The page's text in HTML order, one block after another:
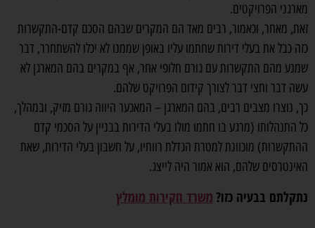
מארגני הפרויקטים.
זאת, מאחר, וכאמור, רבים מאד הם המקרים שבהם הסכם קדם-התקשרות
כזה כבל את בעלי דירות שחתמו עליו באופן שממנו לא יכלו להשתחרר, דבר
שמנע מהם התקשרות עם גורם חלופי אחר, אף במקרים בהם המארגן לא
עשה דבר וחצי דבר לצורך קידום הפרויקט שלהם.
כך, נוצרו מצבים רבים, בהם המארגן – המאכער היווה גורם מזיק, ובמהלך,
כל התנהלותו (מרגע בו חתמו מולו בעלי הדירות בבניין על הסכמי קדם
ההתקשרות) מוכוונת למטרת הגדלת רווחיו, על חשבון בעלי הדירות, שאת
האינטרסים שלהם, הוא אמור היה לייצג.
נתקלתם בבעיה כזו?משרד חקירות מומלץ